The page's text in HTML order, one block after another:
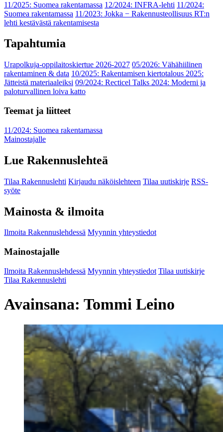
11/2025: Suomea rakentamassa 12/2024: INFRA-lehti 11/2024:
Suomea rakentamassa 11/2023: Jokka − Rakennusteollisuus RT:n
lehti kestävästä rakentamisesta
Tapahtumia
Urapolkuja-oppilaitoskiertue 2026-2027 05/2026: Vähähiilinen
rakentaminen & data 10/2025: Rakentamisen kiertotalous 2025:
Jätteistä materiaaleiksi 09/2024: Recticel Talks 2024: Moderni ja
paloturvallinen loiva katto
Teemat ja liitteet
11/2024: Suomea rakentamassa
Mainostajalle
Lue Rakennuslehteä
Tilaa Rakennuslehti Kirjaudu näköislehteen Tilaa uutiskirje RSS-
syöte
Mainosta & ilmoita
Ilmoita Rakennuslehdessä Myynnin yhteystiedot
Mainostajalle
Ilmoita Rakennuslehdessä Myynnin yhteystiedot Tilaa uutiskirje
Tilaa Rakennuslehti
Avainsana: Tommi Leino